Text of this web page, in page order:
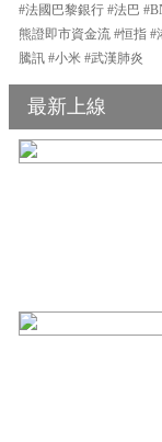
#法國巴黎銀行 #法巴
熊證即市資金流 #恒指 #
騰訊 #小米 #武漢肺炎
最新上線